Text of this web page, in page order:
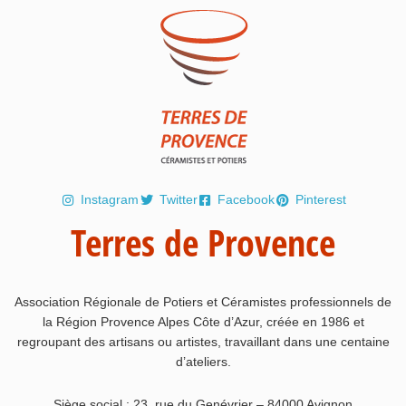
Instagram Twitter Facebook Pinterest
Terres de Provence
Association Régionale de Potiers et Céramistes professionnels de
la Région Provence Alpes Côte d’Azur, créée en 1986 et
regroupant des artisans ou artistes, travaillant dans une centaine
d’ateliers.